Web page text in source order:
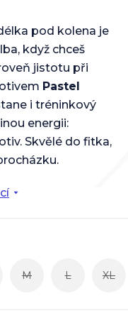
M L XL
pod kolena je
když chceš
jistotu při
Pastel
i tréninkový
energii:
Skvělé do fitka,